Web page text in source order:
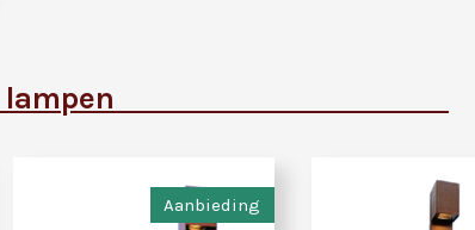
lampen
Aanbieding